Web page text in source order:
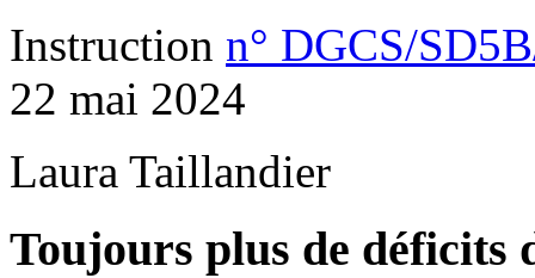
Instruction n° DGCS/
22 mai 2024
Laura Taillandier
Toujours plus de déficits